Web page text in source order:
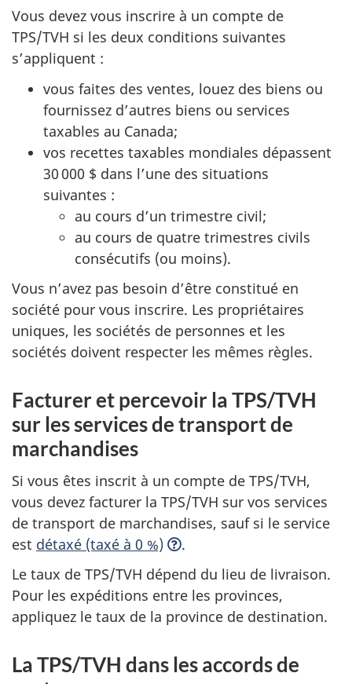
Vous devez vous inscrire à un compte de
TPS/TVH si les deux conditions suivantes
s’appliquent :
vous faites des ventes, louez des biens ou
fournissez d’autres biens ou services
taxables au Canada;
vos recettes taxables mondiales dépassent
30 000 $ dans l’une des situations
suivantes :
au cours d’un trimestre civil;
au cours de quatre trimestres civils
consécutifs (ou moins).
Vous n’avez pas besoin d’être constitué en
société pour vous inscrire. Les propriétaires
uniques, les sociétés de personnes et les
sociétés doivent respecter les mêmes règles.
Facturer et percevoir la TPS/TVH
sur les services de transport de
marchandises
Si vous êtes inscrit à un compte de TPS/TVH,
vous devez facturer la TPS/TVH sur vos services
de transport de marchandises, sauf si le service
est détaxé (taxé à 0 %)
.
Le taux de TPS/TVH dépend du lieu de livraison.
Pour les expéditions entre les provinces,
appliquez le taux de la province de destination.
La TPS/TVH dans les accords de